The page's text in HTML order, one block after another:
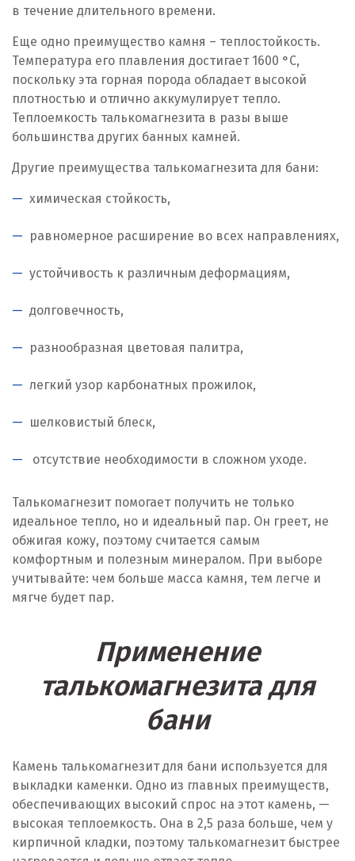
в течение длительного времени.
Еще одно преимущество камня – теплостойкость.
Температура его плавления достигает 1600 °C,
поскольку эта горная порода обладает высокой
плотностью и отлично аккумулирует тепло.
Теплоемкость талькомагнезита в разы выше
большинства других банных камней.
Другие преимущества талькомагнезита для бани:
химическая стойкость,
равномерное расширение во всех направлениях,
устойчивость к различным деформациям,
долговечность,
разнообразная цветовая палитра,
легкий узор карбонатных прожилок,
шелковистый блеск,
отсутствие необходимости в сложном уходе.
Талькомагнезит помогает получить не только
идеальное тепло, но и идеальный пар. Он греет, не
обжигая кожу, поэтому считается самым
комфортным и полезным минералом. При выборе
учитывайте: чем больше масса камня, тем легче и
мягче будет пар.
Применение
талькомагнезита для
бани
Камень талькомагнезит для бани используется для
выкладки каменки. Одно из главных преимуществ,
обеспечивающих высокий спрос на этот камень, —
высокая теплоемкость. Она в 2,5 раза больше, чем у
кирпичной кладки, поэтому талькомагнезит быстрее